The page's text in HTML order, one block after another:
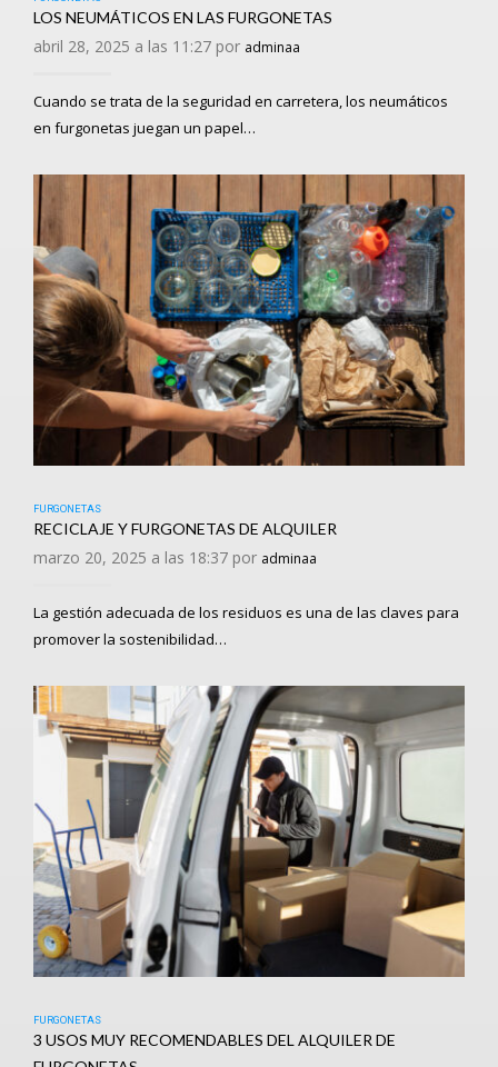
LOS NEUMÁTICOS EN LAS FURGONETAS
abril 28, 2025 a las 11:27 por adminaa
Cuando se trata de la seguridad en carretera, los neumáticos
en furgonetas juegan un papel…
FURGONETAS
RECICLAJE Y FURGONETAS DE ALQUILER
marzo 20, 2025 a las 18:37 por adminaa
La gestión adecuada de los residuos es una de las claves para
promover la sostenibilidad…
FURGONETAS
3 USOS MUY RECOMENDABLES DEL ALQUILER DE